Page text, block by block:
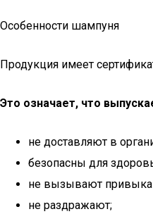
Особенности шампуня
Продукция имеет
Это означает, что
не доставляют в
безопасны для
не вызывают
не раздражают;